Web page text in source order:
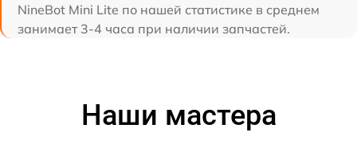
NineBot Mini Lite по нашей статистике в среднем
занимает 3-4 часа при наличии запчастей.
Наши мастера